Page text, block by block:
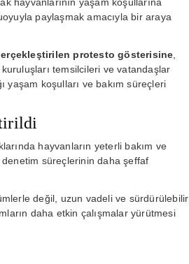
paylaşmak amacıyla bir araya
protesto gösterisine
temsilcileri ve vatandaşlar
yaşam koşulları ve bakım süreçleri
hayvanların yeterli bakım ve
denetim süreçlerinin daha şeffaf
değil, uzun vadeli ve sürdürülebilir
daha etkin çalışmalar yürütmesi